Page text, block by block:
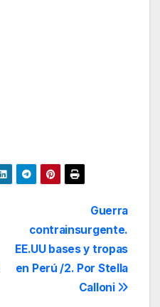
Guerra
contrainsurgente.
EE.UU bases y tropas
en Perú /2. Por Stella
Calloni